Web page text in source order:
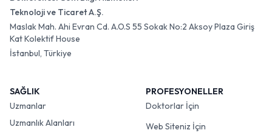
Teknoloji ve Ticaret A.Ş.
Maslak Mah. Ahi Evran Cd. A.O.S 55 Sokak No:2 Aksoy Plaza Giriş
Kat Kolektif House
İstanbul, Türkiye
SAĞLIK
Uzmanlar
Uzmanlık Alanları
PROFESYONELLER
Doktorlar İçin
Web Siteniz İçin